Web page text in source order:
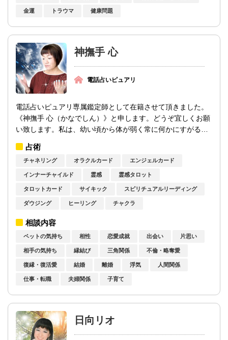
金運 トラウマ 健康問題
神撫手 心
電話占いピュアリ
電話占いピュアリ専属鑑定師として在籍させて頂きました。
《神撫手 心（かなでしん）》と申します。どうぞ宜しくお願
い致します。私は、幼い頃から体が弱く常に何かにすがるよ
占術
チャネリング オラクルカード エンジェルカード
インナーチャイルド 霊感 霊感タロット
タロットカード サイキック スピリチュアルリーディング
ダウジング ヒーリング チャクラ
相談内容
ペットの気持ち 相性 恋愛成就 出会い 片思い
相手の気持ち 縁結び 三角関係 不倫・略奪愛
復縁・復活愛 結婚 離婚 浮気 人間関係
仕事・転職 夫婦関係 子育て
日向リオ